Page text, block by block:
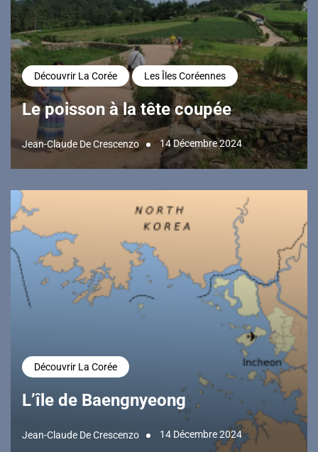
Découvrir La Corée Les Îles Coréennes
Le poisson à la tête coupée
Jean-Claude De Crescenzo 14 Décembre 2024
Découvrir La Corée
L’île de Baengnyeong
Jean-Claude De Crescenzo 14 Décembre 2024